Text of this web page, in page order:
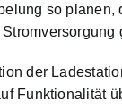
so planen,
der
Funktionalität